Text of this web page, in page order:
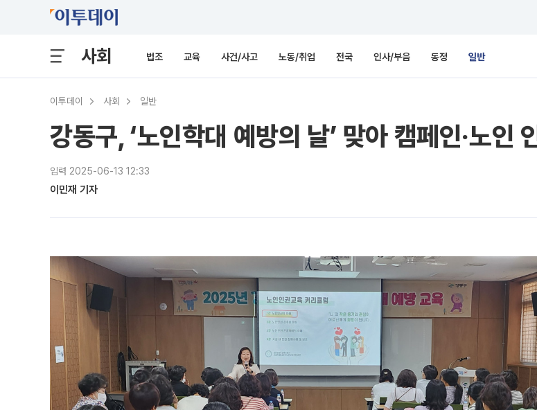
사회 법조 교육 사건/사고 노동/취업 전국 인사/부음 동정 일반
이투데이 사회 일반
강동구, ‘노인학대 예방의 날’ 맞아 캠페인‧노인
입력 2025-06-13 12:33
이민재 기자